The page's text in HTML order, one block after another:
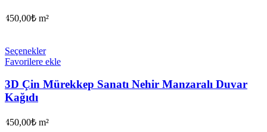
450,00₺ m²
Seçenekler
Favorilere ekle
3D Çin Mürekkep Sanatı Nehir Manzaralı Duvar
Kağıdı
450,00₺ m²